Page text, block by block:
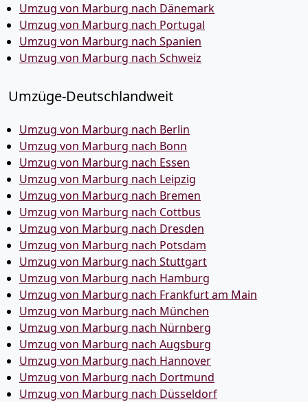
Umzug von Marburg nach Dänemark
Umzug von Marburg nach Portugal
Umzug von Marburg nach Spanien
Umzug von Marburg nach Schweiz
Umzüge-Deutschlandweit
Umzug von Marburg nach Berlin
Umzug von Marburg nach Bonn
Umzug von Marburg nach Essen
Umzug von Marburg nach Leipzig
Umzug von Marburg nach Bremen
Umzug von Marburg nach Cottbus
Umzug von Marburg nach Dresden
Umzug von Marburg nach Potsdam
Umzug von Marburg nach Stuttgart
Umzug von Marburg nach Hamburg
Umzug von Marburg nach Frankfurt am Main
Umzug von Marburg nach München
Umzug von Marburg nach Nürnberg
Umzug von Marburg nach Augsburg
Umzug von Marburg nach Hannover
Umzug von Marburg nach Dortmund
Umzug von Marburg nach Düsseldorf